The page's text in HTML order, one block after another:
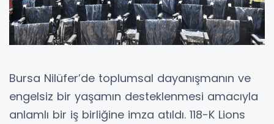
Bursa Nilüfer’de toplumsal dayanışmanın ve
engelsiz bir yaşamın desteklenmesi amacıyla
anlamlı bir iş birliğine imza atıldı. 118-K Lions